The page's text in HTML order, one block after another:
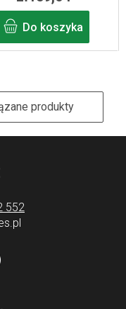
Do koszyka
produkty
552